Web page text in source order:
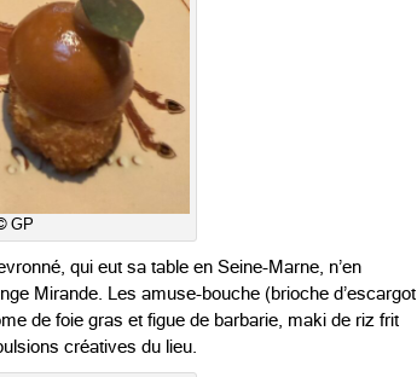
GP
qui eut sa table en Seine-Marne, n’en
Mirande. Les amuse-bouche (brioche d’escargot
de foie gras et figue de barbarie, maki de riz frit
créatives du lieu.